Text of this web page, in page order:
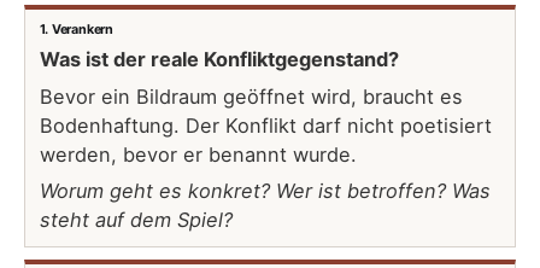
1. Verankern
Was ist der reale Konfliktgegenstand?
Bevor ein Bildraum geöffnet wird, braucht es
Bodenhaftung. Der Konflikt darf nicht poetisiert
werden, bevor er benannt wurde.
Worum geht es konkret? Wer ist betroffen? Was
steht auf dem Spiel?